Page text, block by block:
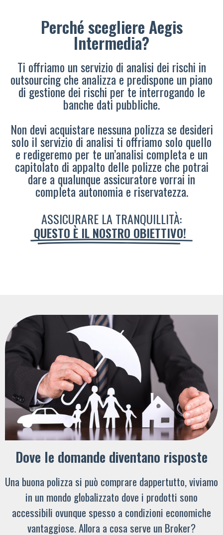
Perché scegliere Aegis
Intermedia?
Ti offriamo un servizio di analisi dei rischi in
outsourcing che analizza e predispone un piano
di gestione dei rischi per te interrogando le
banche dati pubbliche.
Non devi acquistare nessuna polizza se desideri
solo il servizio di analisi ti offriamo solo quello
e redigeremo per te un’analisi completa e un
capitolato di appalto delle polizze che potrai
dare a qualunque assicuratore vorrai in
completa autonomia e riservatezza.
ASSICURARE LA TRANQUILLITÀ:
QUESTO È IL NOSTRO OBIETTIVO!
Dove le domande diventano risposte
Una buona polizza si può comprare dappertutto, viviamo
in un mondo globalizzato dove i prodotti sono
accessibili ovunque spesso a condizioni economiche
vantaggiose. Allora a cosa serve un Broker?